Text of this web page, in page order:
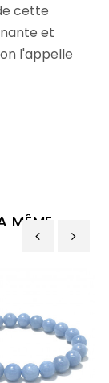
cette
et
l'appelle
MÊME